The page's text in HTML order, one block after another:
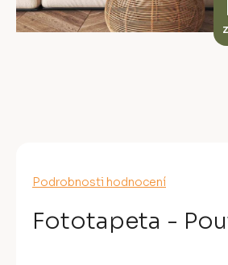
Průměrné
produktu
je
Podrobnosti hodnocení
Fototapeta -